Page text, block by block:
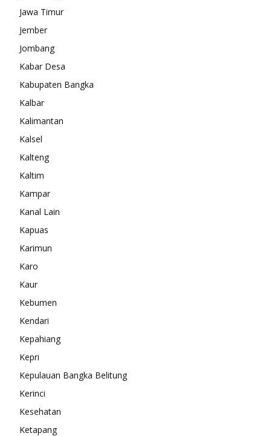
Jawa Timur
Jember
Jombang
Kabar Desa
Kabupaten Bangka
Kalbar
Kalimantan
Kalsel
Kalteng
Kaltim
Kampar
Kanal Lain
Kapuas
Karimun
Karo
Kaur
Kebumen
Kendari
Kepahiang
Kepri
Kepulauan Bangka Belitung
Kerinci
Kesehatan
Ketapang